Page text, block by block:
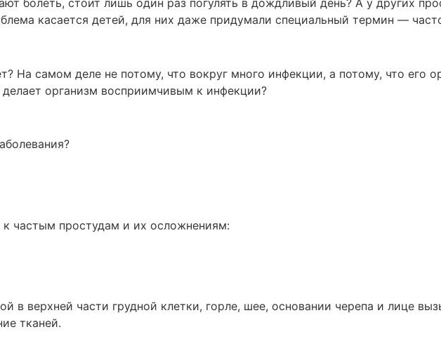
касается детей, для них даже придумали специальный термин —
На самом деле не потому, что вокруг много инфекции, а потому, что его
организм восприимчивым к инфекции?
частым простудам и их осложнениям:
в верхней части грудной клетки, горле, шее, основании черепа и лице
тканей.